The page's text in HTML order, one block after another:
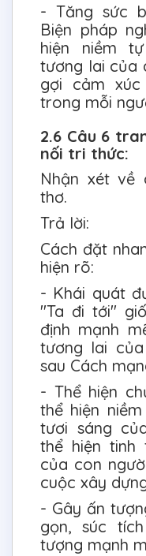
- Tăng sức
Biện pháp
hiện niềm
tương lai của
gợi cảm
trong mỗi
2.6 Câu 6
nối tri thức:
Nhận xét về
thơ.
Trả lời:
Cách đặt
hiện rõ:
- Khái quát
"Ta đi tới"
định mạnh
tương lai
sau Cách
- Thể hiện
thể hiện
tươi sáng
thể hiện tinh
của con
cuộc xây
- Gây ấn
gọn, súc
tượng mạnh